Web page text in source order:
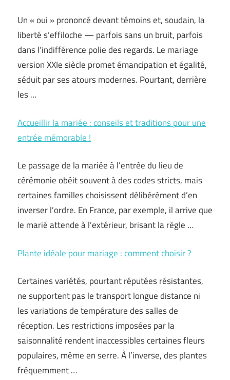
Un « oui » prononcé devant témoins et, soudain, la
liberté s’effiloche — parfois sans un bruit, parfois
dans l’indifférence polie des regards. Le mariage
version XXIe siècle promet émancipation et égalité,
séduit par ses atours modernes. Pourtant, derrière
les …
Accueillir la mariée : conseils et traditions pour une
entrée mémorable !
Le passage de la mariée à l’entrée du lieu de
cérémonie obéit souvent à des codes stricts, mais
certaines familles choisissent délibérément d’en
inverser l’ordre. En France, par exemple, il arrive que
le marié attende à l’extérieur, brisant la règle …
Plante idéale pour mariage : comment choisir ?
Certaines variétés, pourtant réputées résistantes,
ne supportent pas le transport longue distance ni
les variations de température des salles de
réception. Les restrictions imposées par la
saisonnalité rendent inaccessibles certaines fleurs
populaires, même en serre. À l’inverse, des plantes
fréquemment …